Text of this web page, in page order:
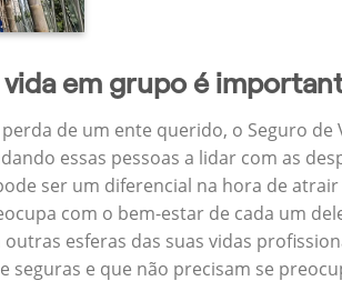
vida em grupo é
de um ente querido, o Seguro
essas pessoas a lidar com as
ser um diferencial na hora de
com o bem-estar de cada um
esferas das suas vidas
seguras e que não precisam se